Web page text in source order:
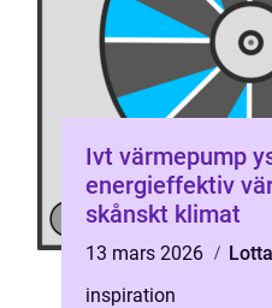
Ivt värmepump
energieffektiv
skånskt klimat
13 mars 2026
inspiration